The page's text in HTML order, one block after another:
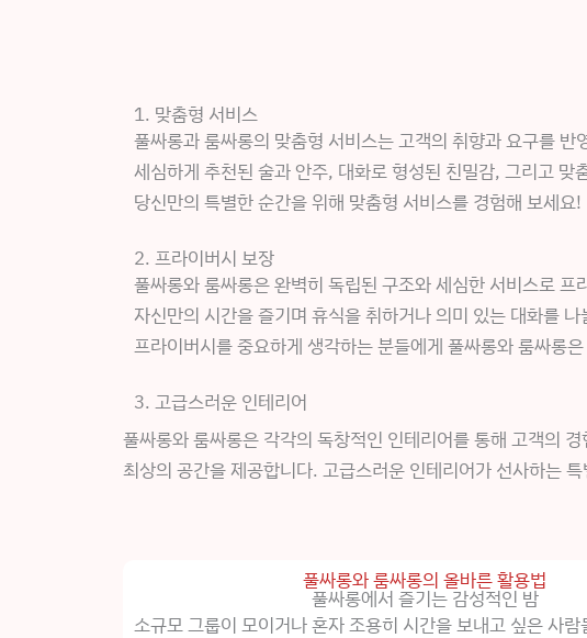
1. 맞춤형 서비스
풀싸롱과 룸싸롱의 맞춤형 서비스는 고객의 취향과 요구를
세심하게 추천된 술과 안주, 대화로 형성된 친밀감, 그리고
당신만의 특별한 순간을 위해 맞춤형 서비스를 경험해 보세요!
2. 프라이버시 보장
풀싸롱와 룸싸롱은 완벽히 독립된 구조와 세심한 서비스로
자신만의 시간을 즐기며 휴식을 취하거나 의미 있는 대화를
프라이버시를 중요하게 생각하는 분들에게 풀싸롱와 룸싸롱
3. 고급스러운 인테리어
풀싸롱와 룸싸롱은 각각의 독창적인 인테리어를 통해 고객의
최상의 공간을 제공합니다. 고급스러운 인테리어가 선사하는
풀싸롱와 룸싸롱의 올바른 활용법
풀싸롱에서 즐기는 감성적인 밤
소규모 그룹이 모이거나 혼자 조용히 시간을 보내고 싶은 사람